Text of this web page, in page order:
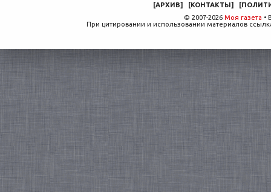
[АРХИВ] [КОНТАКТЫ] [
© 2007-2026 Моя газета •
При цитировании и использовании материалов